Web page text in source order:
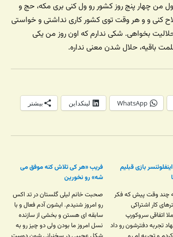
من چهار پنج روز کشور رو ول کنی بری مکه، حج و
کنی و و هر وقت توی کشور کاری نداشتی و خواستی
بخواهی. شکی ندارم که اون روز من یکی
باقیه، حلال شدن معنی نداره.
WhatsApp لینکداین بیشتر
بازی قبلیم
چند وقت پیش که فکر
کار اشتراکی
اتفاقی سروکورپ
تجربه دفترشون رو داد
فریب «هر کی تلاش کنه موفق می
شه» رو نخورین
صحبت خانم لیلی گلستان در تد اکس
رو امروز شنیدم. ایشون آدم فعال و با
سابقه ای هستن و بخشی از سازنده
نسل امروز ما بودن ولی دو چیز رو به